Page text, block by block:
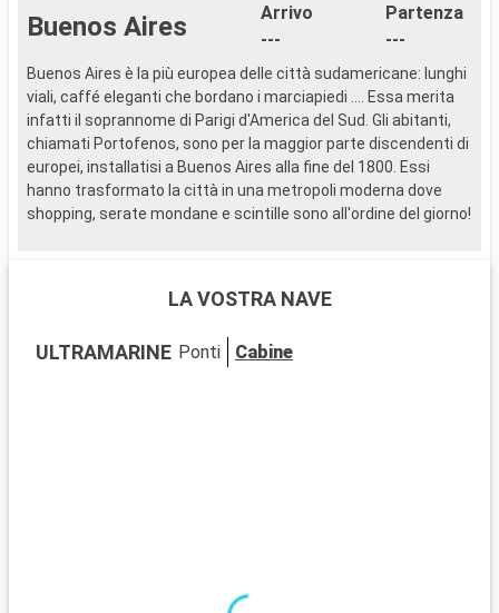
Buenos Aires
Arrivo
---
Partenza
---
Buenos Aires è la più europea delle città sudamericane: lunghi
viali, caffé eleganti che bordano i marciapiedi .... Essa merita
infatti il soprannome di Parigi d'America del Sud. Gli abitanti,
chiamati Portofenos, sono per la maggior parte discendenti di
europei, installatisi a Buenos Aires alla fine del 1800. Essi
hanno trasformato la città in una metropoli moderna dove
shopping, serate mondane e scintille sono all'ordine del giorno!
LA VOSTRA NAVE
ULTRAMARINE Ponti Cabine